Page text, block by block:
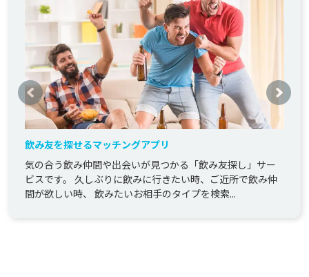
飲み友を探せるマッチングアプリ
気の合う飲み仲間や出会いが見つかる「飲み友探し」サー
ビスです。 久しぶりに飲みに行きたい時、ご近所で飲み仲
間が欲しい時、 飲みたいお相手のタイプを検索...